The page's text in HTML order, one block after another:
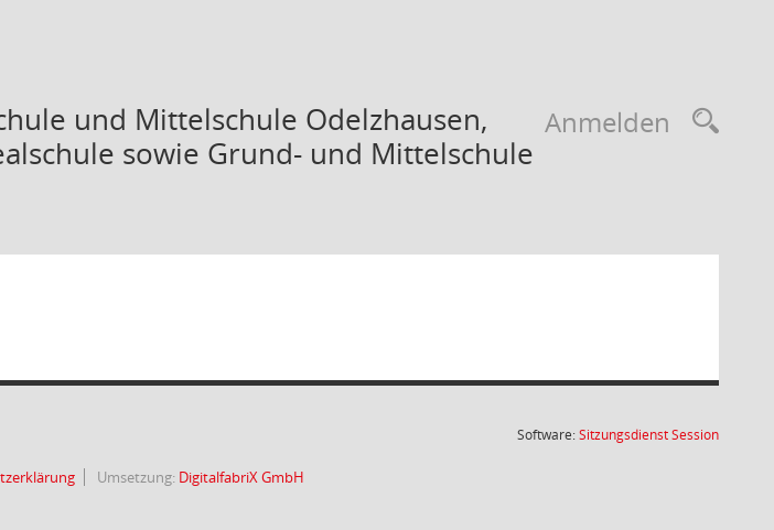
Anmelden
und Mittelschule Odelzhausen,
sowie Grund- und Mittelschule
Software:SitzungsdienstSession(Wird in
Umsetzung: DigitalfabriX GmbH